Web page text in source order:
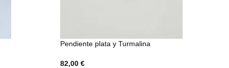
Pendiente plata y Turmalina
82,00 €